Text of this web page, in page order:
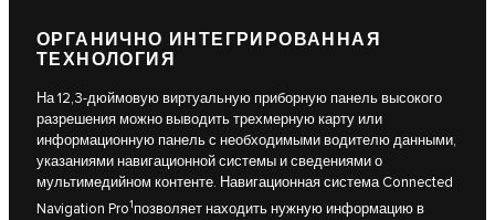
ОРГАНИЧНО ИНТЕГРИРОВАННАЯ
ТЕХНОЛОГИЯ
На 12,3-дюймовую виртуальную приборную панель высокого
разрешения можно выводить трехмерную карту или
информационную панель с необходимыми водителю данными,
указаниями навигационной системы и сведениями о
мультимедийном контенте. Навигационная система Connected
Navigation Pro1позволяет находить нужную информацию в